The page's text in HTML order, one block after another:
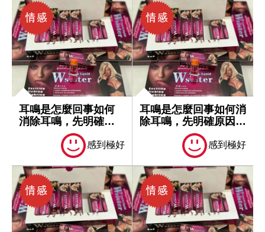
耳鳴是怎麼回事如何
消除耳鳴，先明確原
感到極好
耳鳴是怎麼回事如何消
除耳鳴，先明確原因再
感到極好